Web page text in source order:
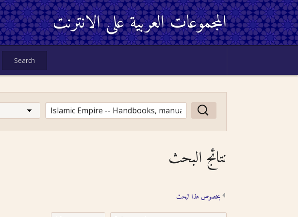
المجموعات العربية على الانترنت
Search
نتائج البحث
بخصوص هذا البحث